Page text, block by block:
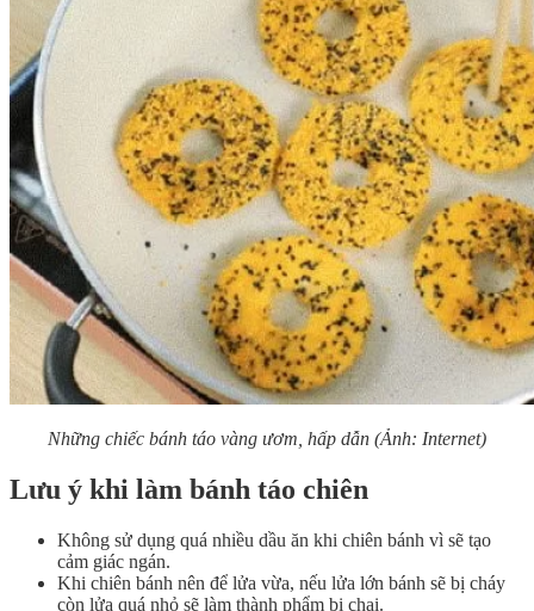
Những chiếc bánh táo vàng ươm, hấp dẫn (Ảnh: Internet)
Lưu ý khi làm bánh táo chiên
Không sử dụng quá nhiều dầu ăn khi chiên bánh vì sẽ tạo
cảm giác ngán.
Khi chiên bánh nên để lửa vừa, nếu lửa lớn bánh sẽ bị cháy
còn lửa quá nhỏ sẽ làm thành phẩm bị chai.